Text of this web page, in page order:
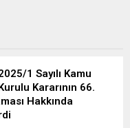
1 Sayılı Kamu
Kararının 66.
Hakkında